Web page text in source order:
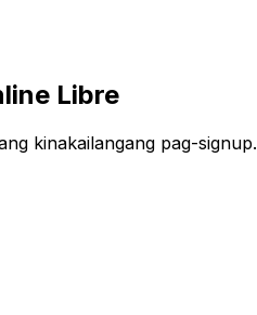
Libre
kinakailangang pag-signup.